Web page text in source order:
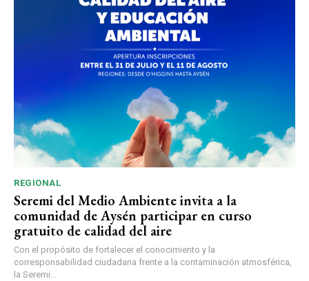
REGIONAL
Seremi del Medio Ambiente invita a la
comunidad de Aysén participar en curso
gratuito de calidad del aire
Con el propósito de fortalecer el conocimiento y la
corresponsabilidad ciudadana frente a la contaminación atmosférica,
la Seremi...